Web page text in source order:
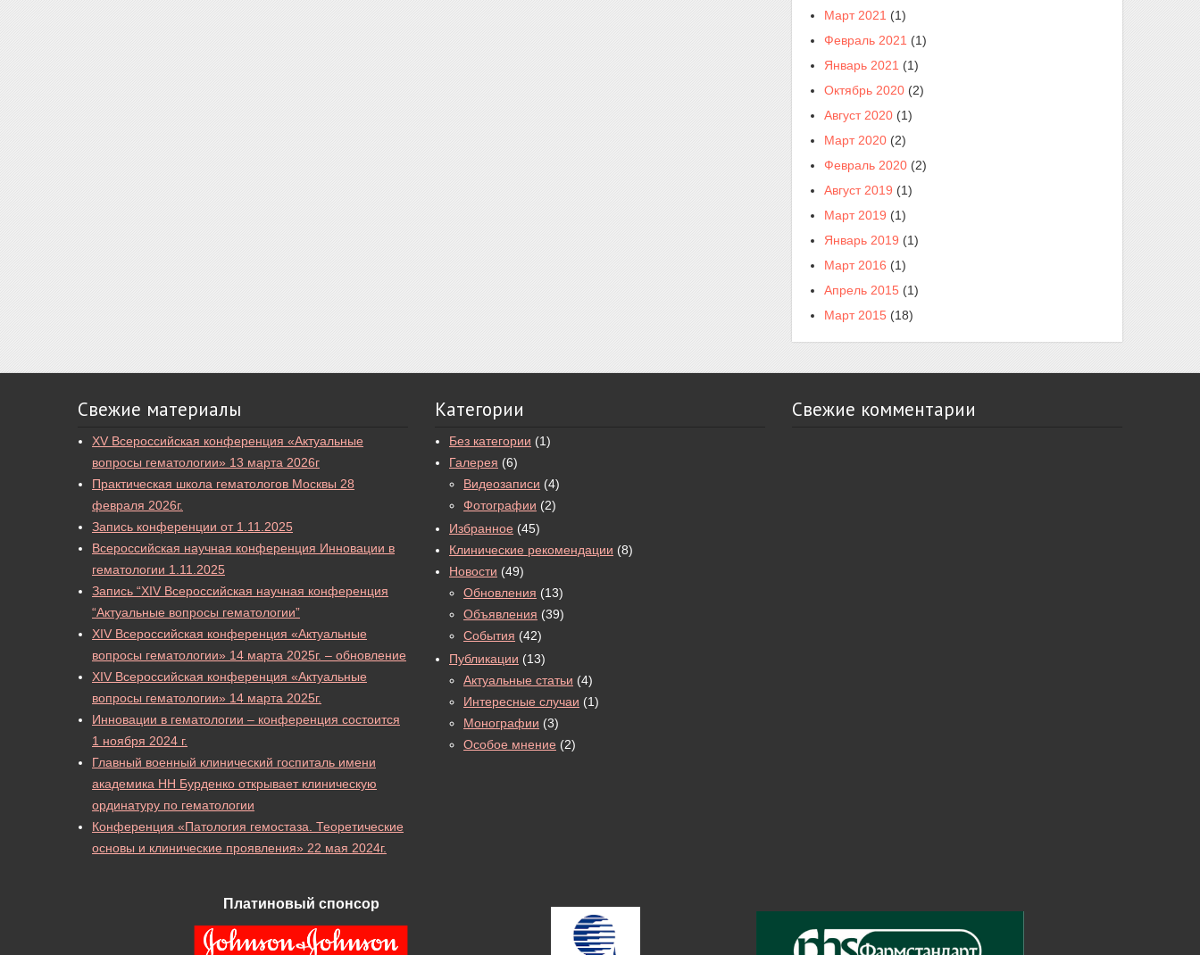
Март 2021 (1)
Февраль 2021 (1)
Январь 2021 (1)
Октябрь 2020 (2)
Август 2020 (1)
Март 2020 (2)
Февраль 2020 (2)
Август 2019 (1)
Март 2019 (1)
Январь 2019 (1)
Март 2016 (1)
Апрель 2015 (1)
Март 2015 (18)
Свежие материалы
XV Всероссийская конференция «Актуальные
вопросы гематологии» 13 марта 2026г
Практическая школа гематологов Москвы 28
февраля 2026г.
Запись конференции от 1.11.2025
Всероссийская научная конференция Инновации в
гематологии 1.11.2025
Запись “XIV Всероссийская научная конференция
“Актуальные вопросы гематологии”
XIV Всероссийская конференция «Актуальные
вопросы гематологии» 14 марта 2025г. – обновление
XIV Всероссийская конференция «Актуальные
вопросы гематологии» 14 марта 2025г.
Инновации в гематологии – конференция состоится
1 ноября 2024 г.
Главный военный клинический госпиталь имени
академика НН Бурденко открывает клиническую
ординатуру по гематологии
Конференция «Патология гемостаза. Теоретические
основы и клинические проявления» 22 мая 2024г.
Категории
Без категории (1)
Галерея (6)
Видеозаписи (4)
Фотографии (2)
Избранное (45)
Клинические рекомендации (8)
Новости (49)
Обновления (13)
Объявления (39)
События (42)
Публикации (13)
Актуальные статьи (4)
Интересные случаи (1)
Монографии (3)
Особое мнение (2)
Свежие комментарии
Платиновый спонсор